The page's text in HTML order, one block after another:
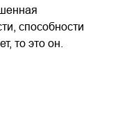
способности
то это он.